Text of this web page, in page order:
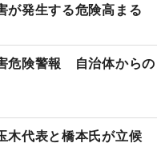
が発生する危険高まる
危険警報 自治体からの
代表と橋本氏が立候